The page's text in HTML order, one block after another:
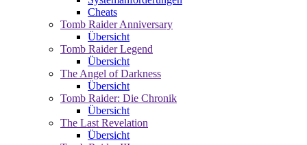
Cheats
Tomb Raider Anniversary
Übersicht
Tomb Raider Legend
Übersicht
The Angel of Darkness
Übersicht
Tomb Raider: Die Chronik
Übersicht
The Last Revelation
Übersicht